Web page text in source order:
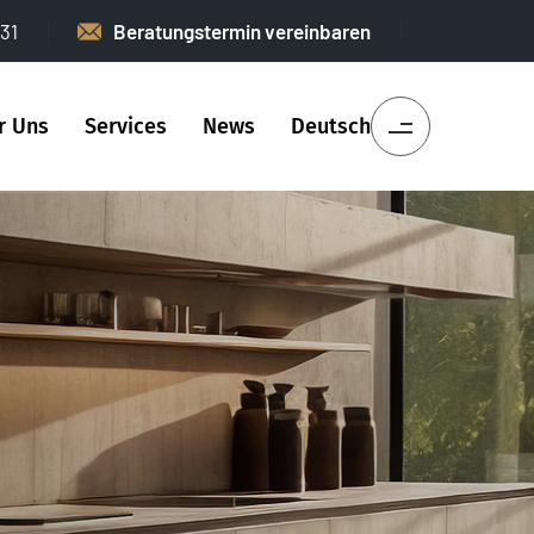
Beratungstermin vereinbaren
Uns Services News Deutsch